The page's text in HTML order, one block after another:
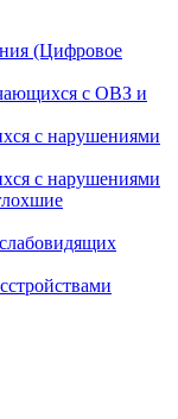
(Цифровое
с ОВЗ и
с нарушениями
с нарушениями